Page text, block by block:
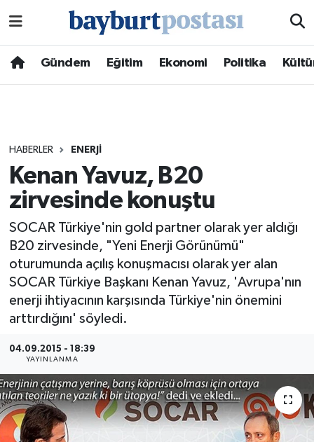
Gündem Eğitim Ekonomi Politika
HABERLER ENERJI
Kenan Yavuz, B20
zirvesinde konuştu
SOCAR Türkiye'nin gold partner olarak yer aldığı
B20 zirvesinde, "Yeni Enerji Görünümü"
oturumunda açılış konuşmacısı olarak yer alan
SOCAR Türkiye Başkanı Kenan Yavuz, 'Avrupa'nın
enerji ihtiyacının karşısında Türkiye'nin önemini
arttırdığını' söyledi.
04.09.2015 - 18:39
YAYINLANMA
Hava Durumu
Süper Lig Puan Durumu ve Fikstür
Tüm Manşetler
Son Dakika Haberleri
Haber Arşivi